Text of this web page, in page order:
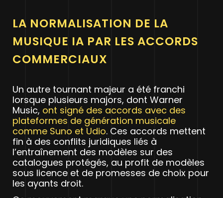
LA NORMALISATION DE LA
MUSIQUE IA PAR LES ACCORDS
COMMERCIAUX
Un autre tournant majeur a été franchi
lorsque plusieurs majors, dont Warner
Music, ont signé des accords avec des
plateformes de génération musicale
comme Suno et Udio. Ces accords mettent
fin à des conflits juridiques liés à
l’entraînement des modèles sur des
catalogues protégés, au profit de modèles
sous licence et de promesses de choix pour
les ayants droit.